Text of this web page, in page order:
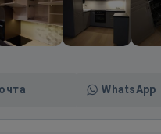
WhatsApp